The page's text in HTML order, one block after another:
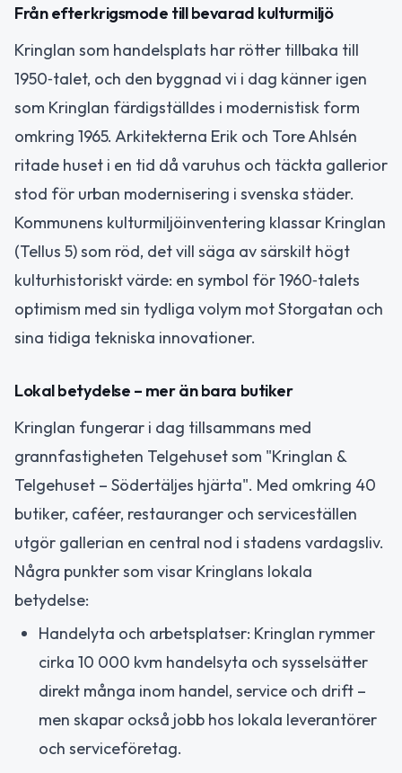
Från efterkrigsmode till bevarad kulturmiljö
Kringlan som handelsplats har rötter tillbaka till
1950‑talet, och den byggnad vi i dag känner igen
som Kringlan färdigställdes i modernistisk form
omkring 1965. Arkitekterna Erik och Tore Ahlsén
ritade huset i en tid då varuhus och täckta gallerior
stod för urban modernisering i svenska städer.
Kommunens kulturmiljöinventering klassar Kringlan
(Tellus 5) som röd, det vill säga av särskilt högt
kulturhistoriskt värde: en symbol för 1960‑talets
optimism med sin tydliga volym mot Storgatan och
sina tidiga tekniska innovationer.
Lokal betydelse – mer än bara butiker
Kringlan fungerar i dag tillsammans med
grannfastigheten Telgehuset som "Kringlan &
Telgehuset – Södertäljes hjärta". Med omkring 40
butiker, caféer, restauranger och serviceställen
utgör gallerian en central nod i stadens vardagsliv.
Några punkter som visar Kringlans lokala
betydelse:
Handelyta och arbetsplatser: Kringlan rymmer
cirka 10 000 kvm handelsyta och sysselsätter
direkt många inom handel, service och drift –
men skapar också jobb hos lokala leverantörer
och serviceföretag.